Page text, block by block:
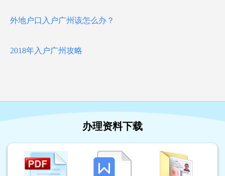
外地户口入户广州该怎么办？
2018年入户广州攻略
办理资料下载